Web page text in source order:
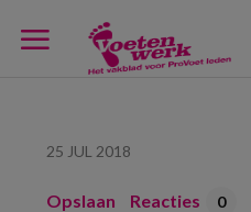
25 JUL 2018
Opslaan Reacties 0